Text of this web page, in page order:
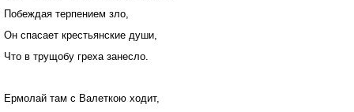
Побеждая терпением зло,
Он спасает крестьянские души,
Что в трущобу греха занесло.
Ермолай там с Валеткою ходит,